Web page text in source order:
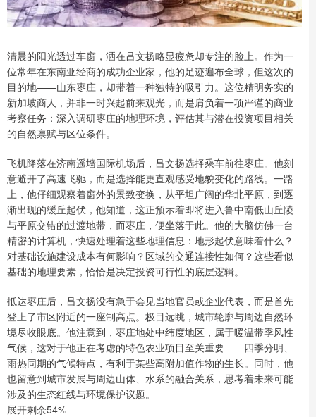
清晨的阳光透过车窗，洒在吕文扬略显疲惫却专注的脸上。作为一
位常年在东南亚经商的成功企业家，他的足迹遍布全球，但这次的
目的地——山东枣庄，却带着一种独特的吸引力。这位精明务实的
新加坡商人，并非一时兴起前来观光，而是肩负着一项严谨的商业
考察任务：深入调研枣庄的地理环境，评估其与潜在投资项目相关
的自然禀赋与区位条件。
飞机降落在济南遥墙国际机场后，吕文扬选择乘车前往枣庄。他刻
意避开了高速飞驰，而是选择能更直观感受地貌变化的路线。一路
上，他仔细观察着窗外的景致变换，从平坦广阔的华北平原，到逐
渐出现的缓丘起伏，他知道，这正预示着即将进入鲁中南低山丘陵
与平原交错的过渡地带，而枣庄，便坐落于此。他的大脑仿佛一台
精密的计算机，快速处理着这些地理信息：地形起伏意味着什么？
对基础设施建设成本有何影响？区域的交通连接性如何？这些看似
基础的地理要素，恰恰是决定投资可行性的底层逻辑。
抵达枣庄后，吕文扬没有急于会见当地官员或企业代表，而是首先
登上了市区附近的一座制高点。极目远眺，城市轮廓与周边自然环
境尽收眼底。他注意到，枣庄地处中纬度地区，属于暖温带季风性
气候，这对于他正在考虑的特色农业项目至关重要——四季分明、
雨热同期的气候特点，有利于某些高附加值作物的生长。同时，他
也留意到城市发展与周边山体、水系的融合关系，思考着未来可能
涉及的生态红线与环境保护议题。
展开剩余54%